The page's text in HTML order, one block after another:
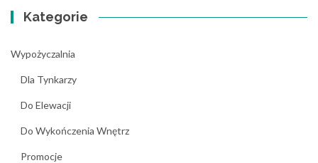
Kategorie
Wypożyczalnia
Dla Tynkarzy
Do Elewacji
Do Wykończenia Wnętrz
Promocje